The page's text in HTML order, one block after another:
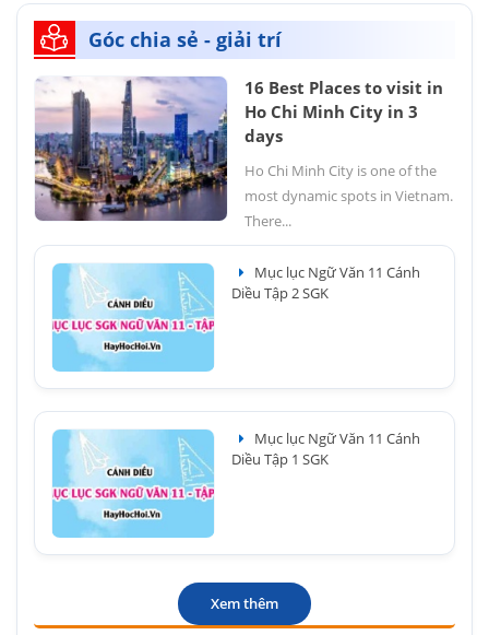
Góc chia sẻ - giải trí
16 Best Places to visit in
Ho Chi Minh City in 3
days
Ho Chi Minh City is one of the
most dynamic spots in Vietnam.
There...
Mục lục Ngữ Văn 11 Cánh
Diều Tập 2 SGK
Mục lục Ngữ Văn 11 Cánh
Diều Tập 1 SGK
Xem thêm